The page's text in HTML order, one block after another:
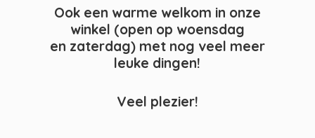
Ook een warme welkom in onze
winkel (open op woensdag
en zaterdag) met nog veel meer
leuke dingen!
Veel plezier!